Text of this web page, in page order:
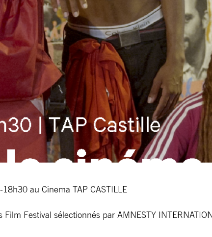
au Cinema TAP CASTILLE
Festival sélectionnés par AMNESTY